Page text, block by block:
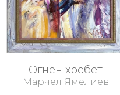
ЛОДКИ
ИЗКУСТВО
доставка
Огнен хребет
Марчел Ямелиев